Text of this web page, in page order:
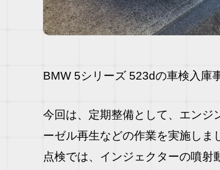
BMW 5シリーズ 523dの車検入庫
今回は、定期整備として、エンジ
ーゼル再生などの作業を実施しま
点検では、インジェクターの噴